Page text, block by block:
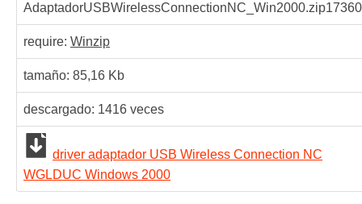
AdaptadorUSBWirelessConnectionNC_Win2000.zip17360
require: Winzip
tamaño: 85,16 Kb
descargado: 1416 veces
driver adaptador USB Wireless Connection NC
WGLDUC Windows 2000